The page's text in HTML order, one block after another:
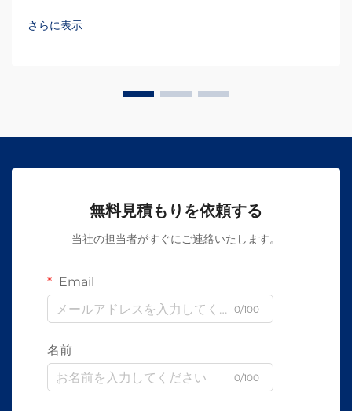
さらに表示
無料見積もりを依頼する
当社の担当者がすぐにご連絡いたします。
Email
0/100
名前
0/100